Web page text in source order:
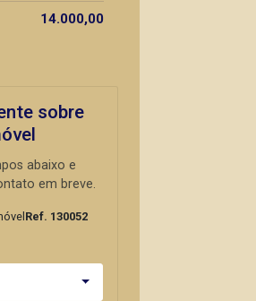
14.000,00
sobre
abaixo e
em breve.
Ref. 130052